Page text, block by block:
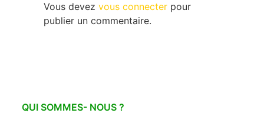
Vous devez vous connecter pour
publier un commentaire.
QUI SOMMES- NOUS ?